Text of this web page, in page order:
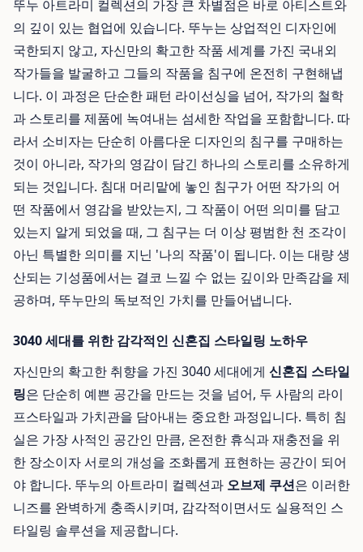
뚜누 아트라미 컬렉션의 가장 큰 차별점은 바로 아티스트와
의 깊이 있는 협업에 있습니다. 뚜누는 상업적인 디자인에
국한되지 않고, 자신만의 확고한 작품 세계를 가진 국내외
작가들을 발굴하고 그들의 작품을 침구에 온전히 구현해냅
니다. 이 과정은 단순한 패턴 라이선싱을 넘어, 작가의 철학
과 스토리를 제품에 녹여내는 섬세한 작업을 포함합니다. 따
라서 소비자는 단순히 아름다운 디자인의 침구를 구매하는
것이 아니라, 작가의 영감이 담긴 하나의 스토리를 소유하게
되는 것입니다. 침대 머리맡에 놓인 침구가 어떤 작가의 어
떤 작품에서 영감을 받았는지, 그 작품이 어떤 의미를 담고
있는지 알게 되었을 때, 그 침구는 더 이상 평범한 천 조각이
아닌 특별한 의미를 지닌 '나의 작품'이 됩니다. 이는 대량 생
산되는 기성품에서는 결코 느낄 수 없는 깊이와 만족감을 제
공하며, 뚜누만의 독보적인 가치를 만들어냅니다.
3040 세대를 위한 감각적인 신혼집 스타일링 노하우
자신만의 확고한 취향을 가진 3040 세대에게 신혼집 스타일
링은 단순히 예쁜 공간을 만드는 것을 넘어, 두 사람의 라이
프스타일과 가치관을 담아내는 중요한 과정입니다. 특히 침
실은 가장 사적인 공간인 만큼, 온전한 휴식과 재충전을 위
한 장소이자 서로의 개성을 조화롭게 표현하는 공간이 되어
야 합니다. 뚜누의 아트라미 컬렉션과 오브제 쿠션은 이러한
니즈를 완벽하게 충족시키며, 감각적이면서도 실용적인 스
타일링 솔루션을 제공합니다.